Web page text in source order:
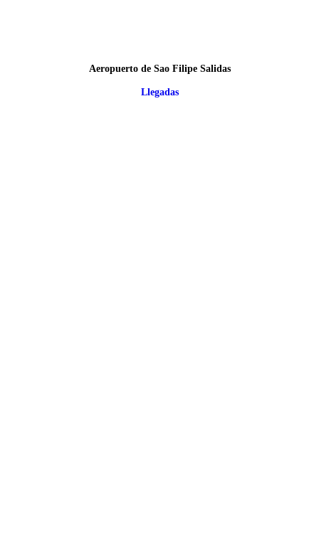
Aeropuerto de Sao Filipe Salidas
Llegadas